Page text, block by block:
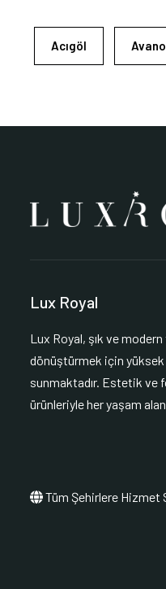
Acıgöl
Lux Royal
Lux Royal, şık ve
dönüştürmek için
sunmaktadır. Estetik ve
ürünleriyle her yaşam
Tüm Şehirlere Hizmet